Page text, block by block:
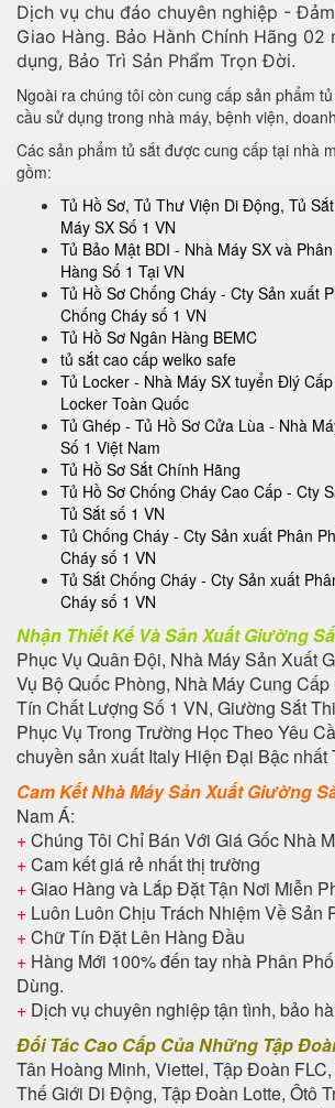
Dịch vụ chu đáo chuyên nghiệp -
Giao Hàng. Bảo Hành Chính Hãng 02
dụng, Bảo Trì Sản Phẩm Trọn Đời.
Ngoài ra chúng tôi còn cung cấp sản phẩm
cầu sử dụng trong nhà máy, bệnh viện,
Các sản phẩm tủ sắt được cung cấp tại nhà
gồm:
Tủ Hồ Sơ, Tủ Thư Viện Di Động, Tủ
Máy SX Số 1 VN
Tủ Bảo Mật BDI - Nhà Máy SX và
Hàng Số 1 Tại VN
Tủ Hồ Sơ Chống Cháy - Cty Sản xuất
Chống Cháy số 1 VN
Tủ Hồ Sơ Ngân Hàng BEMC
tủ sắt cao cấp welko safe
Tủ Locker - Nhà Máy SX tuyển Đlý
Locker Toàn Quốc
Tủ Ghép - Tủ Hồ Sơ Cửa Lùa - Nhà
Số 1 Việt Nam
Tủ Hồ Sơ Sắt Chính Hãng
Tủ Hồ Sơ Chống Cháy Cao Cấp - Cty
Tủ Sắt số 1 VN
Tủ Chống Cháy - Cty Sản xuất Phân
Cháy số 1 VN
Tủ Sắt Chống Cháy - Cty Sản xuất
Cháy số 1 VN
Nhận Thiết Kế Và Sản Xuất Giường
Phục Vụ Quân Đội, Nhà Máy Sản Xuất
Vụ Bộ Quốc Phòng, Nhà Máy Cung
Tín Chất Lượng Số 1 VN, Giường Sắt
Phục Vụ Trong Trường Học Theo Yêu
chuyền sản xuất Italy Hiện Đại Bậc nhất
Cam Kết Nhà Máy Sản Xuất Giường
Nam Á:
+Chúng Tôi Chỉ Bán Với Giá Gốc Nhà
+Cam kết giá rẻ nhất thị trường
+Giao Hàng và Lắp Đặt Tận Nơi Miễn
+ Luôn Luôn Chịu Trách Nhiệm Về Sản
+Chữ Tín Đặt Lên Hàng Đầu
+ Hàng Mới 100% đến tay nhà Phân
Dùng.
+ Dịch vụ chuyên nghiệp tận tình, bảo
Đối Tác Cao Cấp Của Những Tập
Tân Hoàng Minh, Viettel, Tập Đoàn
Thế Giới Di Động, Tập Đoàn Lotte, Ôtô